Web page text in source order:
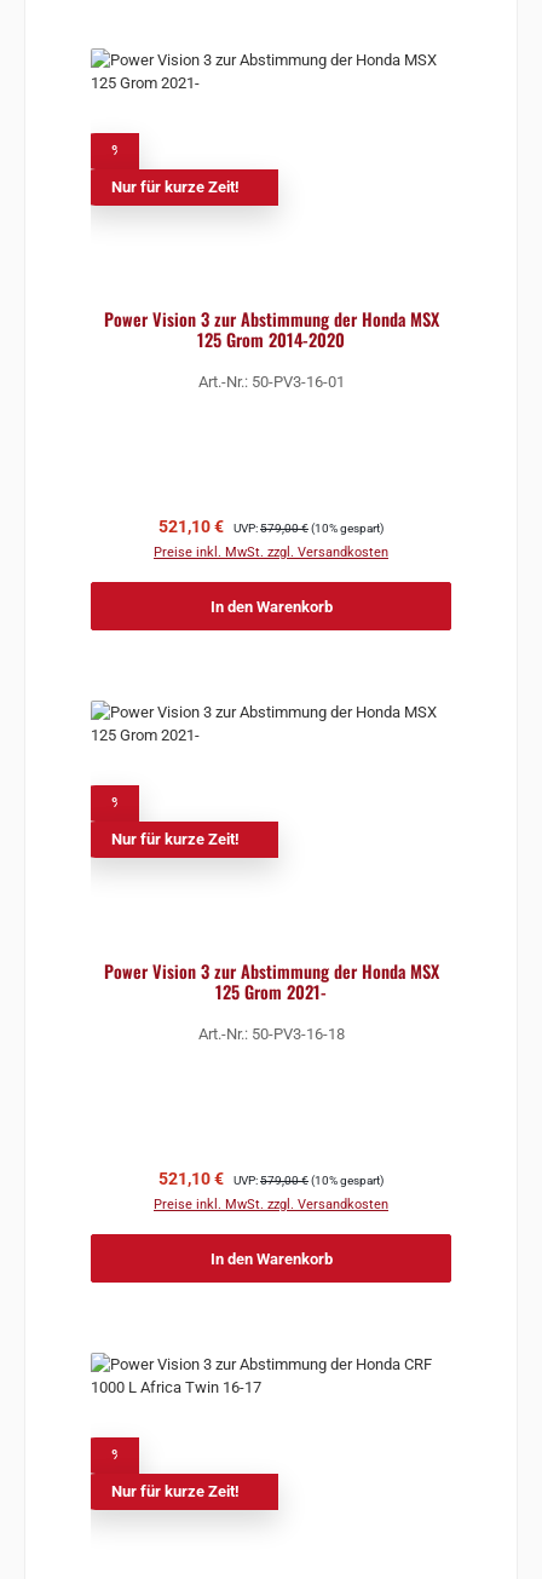
Nur für kurze Zeit!
Power Vision 3 zur Abstimmung der Honda MSX
125 Grom 2014-2020
Art.-Nr.: 50-PV3-16-01
Verkaufspreis:
521,10 € Regulärer Preis:
UVP:579,00 €(10% gespart)
Preise inkl. MwSt. zzgl. Versandkosten
In den Warenkorb
Nur für kurze Zeit!
Power Vision 3 zur Abstimmung der Honda MSX
125 Grom 2021-
Art.-Nr.: 50-PV3-16-18
Verkaufspreis:
521,10 € Regulärer Preis:
UVP:579,00 €(10% gespart)
Preise inkl. MwSt. zzgl. Versandkosten
In den Warenkorb
Nur für kurze Zeit!